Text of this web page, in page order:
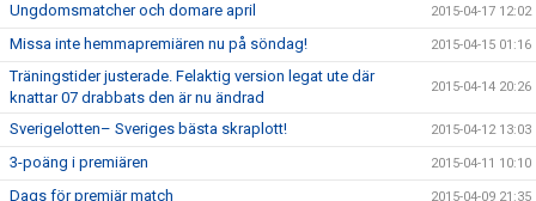
Ungdomsmatcher och domare april 2015-04-17 12:02
Missa inte hemmapremiären nu på söndag! 2015-04-15 01:16
Träningstider justerade. Felaktig version legat ute där
knattar 07 drabbats den är nu ändrad
2015-04-14 20:26
Sverigelotten– Sveriges bästa skraplott! 2015-04-12 13:03
3-poäng i premiären 2015-04-11 10:10
Dags för premiär match 2015-04-09 21:35